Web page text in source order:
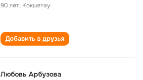
90 лет, Кокшетау
Добавить в друзья
Любовь Арбузова